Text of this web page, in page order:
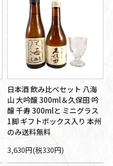
日本酒 飲み比べセット 八海
山 大吟醸 300ml＆久保田 吟
醸 千寿 300mlと ミニグラス
1脚 ギフトボックス入り 本州
のみ送料無料
3,630円(税330円)